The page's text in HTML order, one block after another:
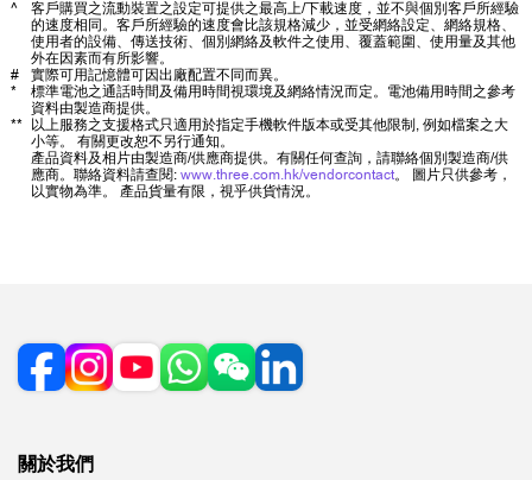
^
客戶購買之流動裝置之設定可提供之最高上/下載速度，並不與個別客戶所經驗
的速度相同。客戶所經驗的速度會比該規格減少，並受網絡設定、網絡規格、
使用者的設備、傳送技術、個別網絡及軟件之使用、覆蓋範圍、使用量及其他
外在因素而有所影響。
#
實際可用記憶體可因出廠配置不同而異。
*
標準電池之通話時間及備用時間視環境及網絡情況而定。電池備用時間之參考
資料由製造商提供。
**
以上服務之支援格式只適用於指定手機軟件版本或受其他限制, 例如檔案之大
小等。 有關更改恕不另行通知。
產品資料及相片由製造商/供應商提供。有關任何查詢，請聯絡個別製造商/供
應商。聯絡資料請查閱: www.three.com.hk/vendorcontact。 圖片只供參考，
以實物為準。 產品貨量有限，視乎供貨情況。
關於我們